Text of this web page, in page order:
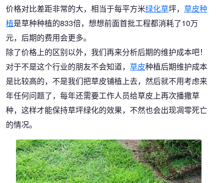
价格对比差距非常的大，相当于每平方米绿化草坪， 草皮种
植是草种种植的833倍，想想前面首批工程都消耗了10万
元，后期的费用会更多。
除了价格上的区别以外，我们再来分析后期的维护成本吧！
对于不是这个行业的朋友不会知道， 草皮种植后期维护成本
是比较高的，不是我们把草皮铺植上去，然后就不用考虑来
年任何问题了，每年还需要工作人员给草皮上再次播撒草
种，这样才能保持草坪绿化的效果，不然也会出现凋零死亡
的情况。